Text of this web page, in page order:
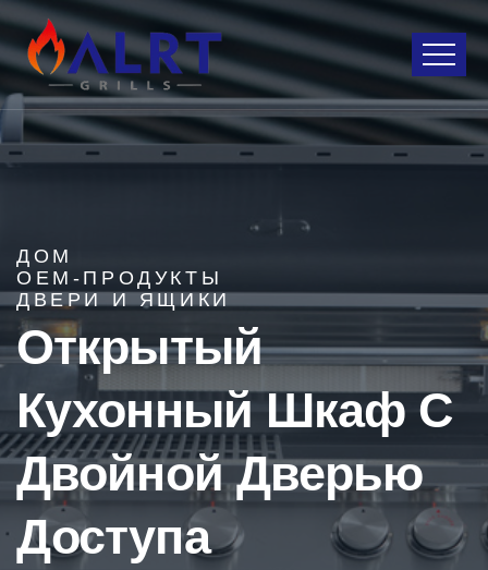
ДОМ
OEM-ПРОДУКТЫ
ДВЕРИ И ЯЩИКИ
Открытый
Кухонный Шкаф С
Двойной Дверью
Доступа